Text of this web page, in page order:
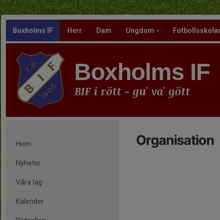
Boxholms IF Herr Dam Ungdom
Boxholms IF
BIF i rött - gu' va' gött
Hem
Nyheter
Våra lag
Kalender
Organisation